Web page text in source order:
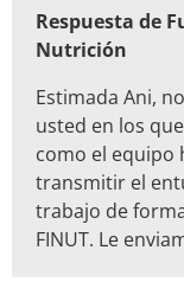
Respuesta de
Nutrición
Estimada Ani,
usted en los
como el equipo
transmitir el
trabajo de
FINUT. Le